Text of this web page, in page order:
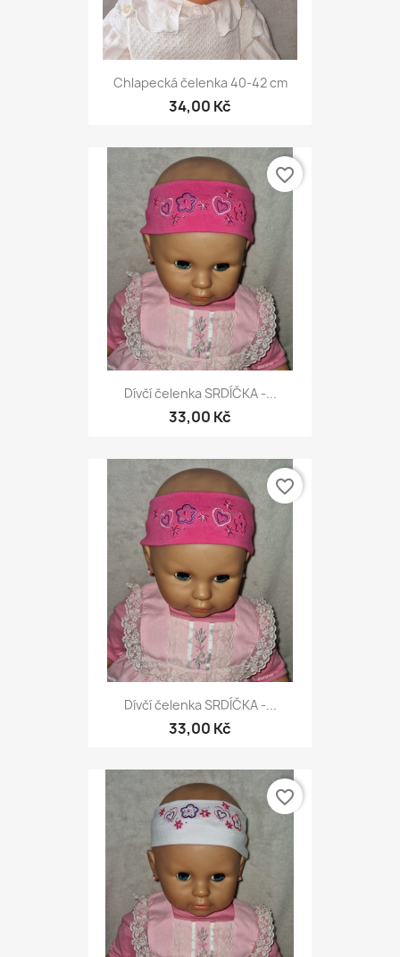
Chlapecká čelenka 40-42 cm
34,00 Kč
Dívčí čelenka SRDÍČKA -...
33,00 Kč
favorite_border
Dívčí čelenka SRDÍČKA -...
33,00 Kč
favorite_border
favorite_border